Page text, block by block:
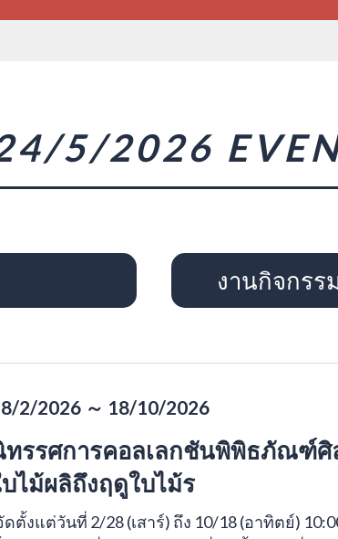
5/2026
งานกิจกร
2/2026 ～ 18/10/2026
ทรรศการคอลเลกชันพิพิธภัณฑ์ศิ
ไม้ผลิถึงฤดูใบไม้ร
ดตั้งแต่วันที่ 2/28 (เสาร์) ถึง 10/18 (อาทิตย์)